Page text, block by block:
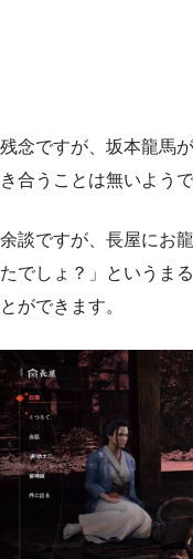
残念ですが、坂本龍馬
き合うことは無いようで
余談ですが、長屋にお
たでしょ？」というま
とができます。